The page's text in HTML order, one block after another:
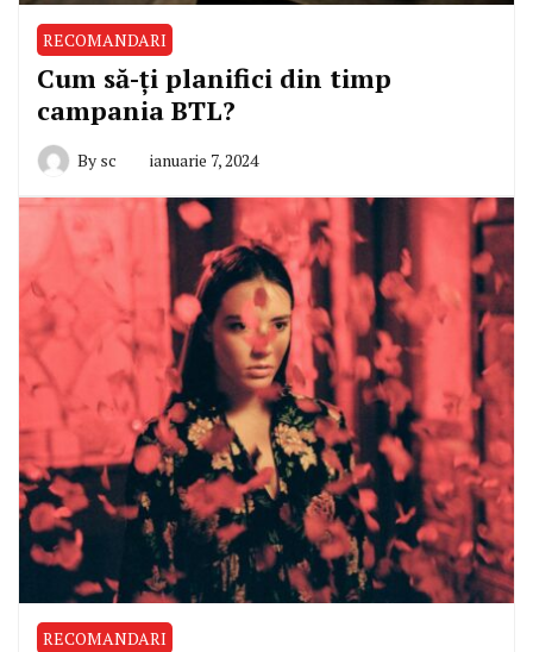
RECOMANDARI
Cum să-ți planifici din timp
campania BTL?
By sc ianuarie 7, 2024
RECOMANDARI